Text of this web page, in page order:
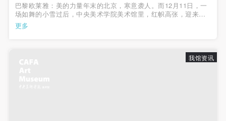
巴黎欧莱雅：美的力量年末的北京，寒意袭人。而12月11日，一
场如舞的小雪过后，中央美术学院美术馆里，红帜高张，迎来了
一年中或许最热闹的时刻。来自法国的世界领先化妆品品牌、全
球抗皱权威巴黎欧莱雅带着全新升级复颜抗皱紧致明星系列新品
更多
我馆资讯